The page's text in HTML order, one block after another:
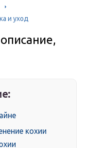
и уход
кохии